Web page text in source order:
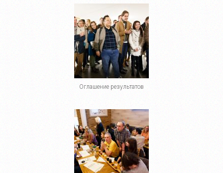
Оглашение результатов